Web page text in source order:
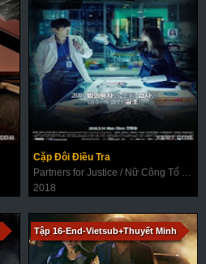
Cặp Đôi Điều Tra
Partners for Justice / Nữ Công Tố Viên
2018
Tập 16-End-Vietsub+Thuyết Minh